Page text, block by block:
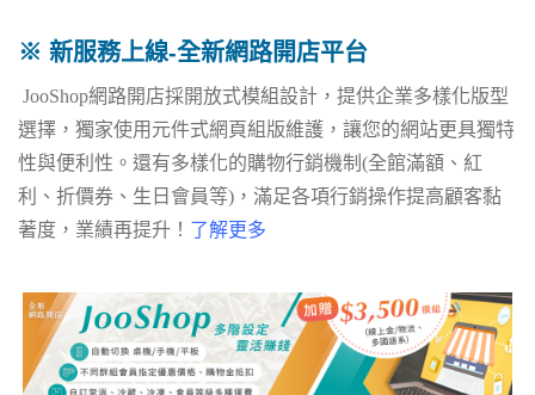
※ 新服務上線-全新網路開店平台
JooShop網路開店採開放式模組設計，提供企業多樣化版型
選擇，獨家使用元件式網頁組版維護，讓您的網站更具獨特
性與便利性。還有多樣化的購物行銷機制(全館滿額、紅
利、折價券、生日會員等)，滿足各項行銷操作提高顧客黏
著度，業績再提升！ 了解更多